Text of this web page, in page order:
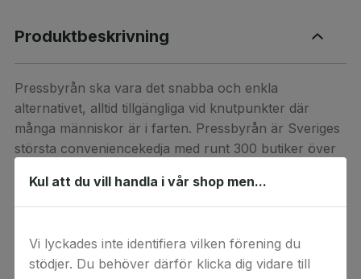
Produktbeskrivning
Pressbyrån ska vara det snabba och enkla
alternativet, alltid tillgängliga vid knutpunkter där
många människor är i farten. Pressbyrån är Sveriges
största conveniencekedja med runt 300 butiker över
Gäller ej spel, tobak eller presentkort.
Detta är en digital produkt. Digital(a) värdekod(er)
levereras via e-post. Observera att ångerrätten inte
Kul att du vill handla i vår shop men...
Vi lyckades inte identifiera vilken förening du
stödjer. Du behöver därför klicka dig vidare till